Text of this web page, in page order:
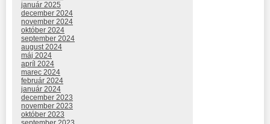
január 2025
december 2024
november 2024
október 2024
september 2024
august 2024
máj 2024
apríl 2024
marec 2024
február 2024
január 2024
december 2023
november 2023
október 2023